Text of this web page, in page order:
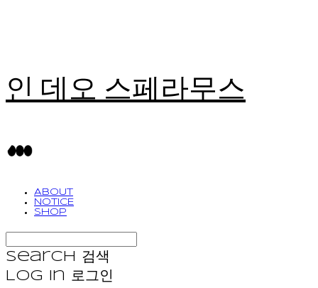
인 데오 스페라무스
ABOUT
NOTICE
SHOP
Search
검색
Log In 로그인